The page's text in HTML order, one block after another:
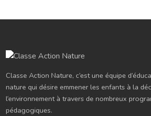
Classe Action Nature, c’est une équipe
nature qui désire emmener les enfants à la
l’environnement à travers de nombreux
pédagogiques.